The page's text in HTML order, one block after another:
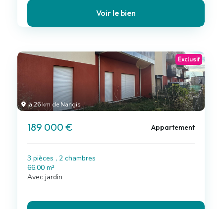
Voir le bien
à 26 km de Nangis
Exclusif
189 000 € Appartement
3 pièces , 2 chambres
66.00 m²
Avec jardin